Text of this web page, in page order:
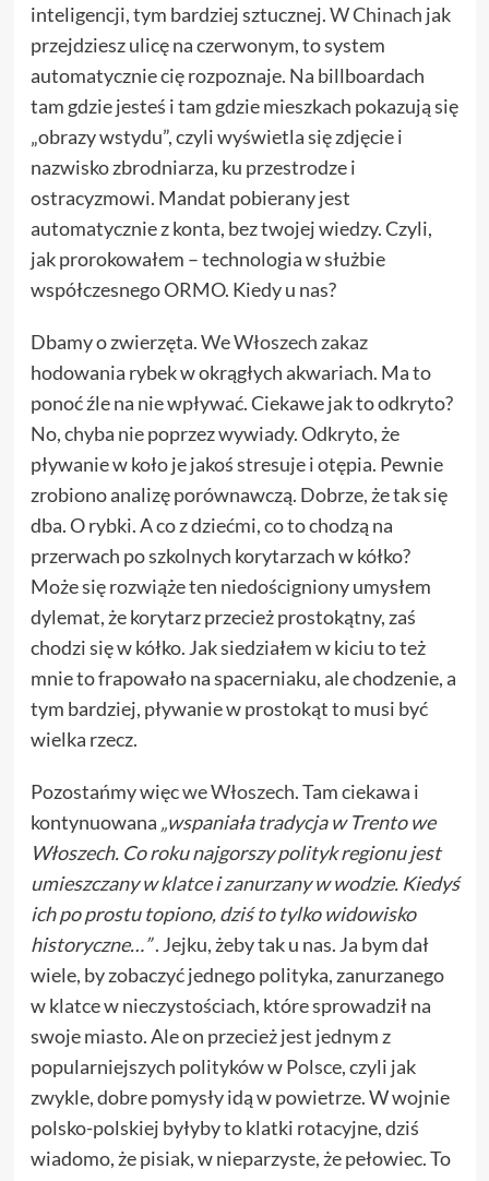
inteligencji, tym bardziej sztucznej.W Chinach jak
przejdziesz ulicę na czerwonym, to system
automatycznie cię rozpoznaje. Na billboardach
tam gdzie jesteś i tam gdzie mieszkach pokazują się
„obrazy wstydu”, czyli wyświetla się zdjęcie i
nazwisko zbrodniarza, ku przestrodze i
ostracyzmowi. Mandat pobierany jest
automatycznie z konta, bez twojej wiedzy. Czyli,
jak prorokowałem – technologia w służbie
współczesnego ORMO. Kiedy u nas?
Dbamy o zwierzęta.We Włoszech zakaz
hodowania rybek w okrągłych akwariach. Ma to
ponoć źle na nie wpływać. Ciekawe jak to odkryto?
No, chyba nie poprzez wywiady. Odkryto, że
pływanie w koło je jakoś stresuje i otępia. Pewnie
zrobiono analizę porównawczą. Dobrze, że tak się
dba. O rybki. A co z dziećmi, co to chodzą na
przerwach po szkolnych korytarzach w kółko?
Może się rozwiąże ten niedościgniony umysłem
dylemat, że korytarz przecież prostokątny, zaś
chodzi się w kółko. Jak siedziałem w kiciu to też
mnie to frapowało na spacerniaku, ale chodzenie, a
tym bardziej, pływanie w prostokąt to musi być
wielka rzecz.
Pozostańmy więcwe Włoszech. Tam ciekawa i
kontynuowana „wspaniała tradycja w Trento we
Włoszech. Co roku najgorszy polityk regionu jest
umieszczany w klatce i zanurzany w wodzie. Kiedyś
ich po prostu topiono, dziś to tylko widowisko
historyczne…”. Jejku, żeby tak u nas. Ja bym dał
wiele, by zobaczyć jednego polityka, zanurzanego
w klatce w nieczystościach, które sprowadził na
swoje miasto. Ale on przecież jest jednym z
popularniejszych polityków w Polsce, czyli jak
zwykle, dobre pomysły idą w powietrze. W wojnie
polsko-polskiej byłyby to klatki rotacyjne, dziś
wiadomo, że pisiak, w nieparzyste, że pełowiec. To